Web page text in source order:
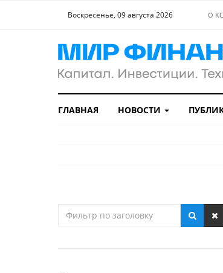
Воскресенье, 09 августа 2026 О
ГЛАВНАЯ НОВОСТИ